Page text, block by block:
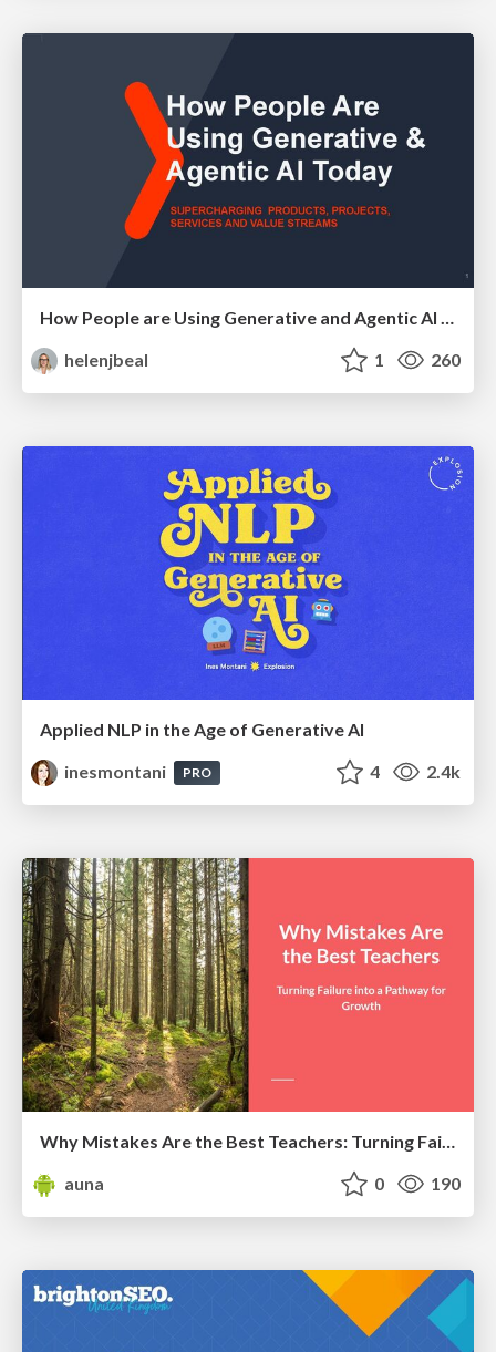
helenjbeal
1 260
Applied NLP in the Age of Generative AI
inesmontani
PRO 4 2.4k
Why Mistakes Are the Best Teachers: Turning Failure into a Pathway for Growth
auna
0 190